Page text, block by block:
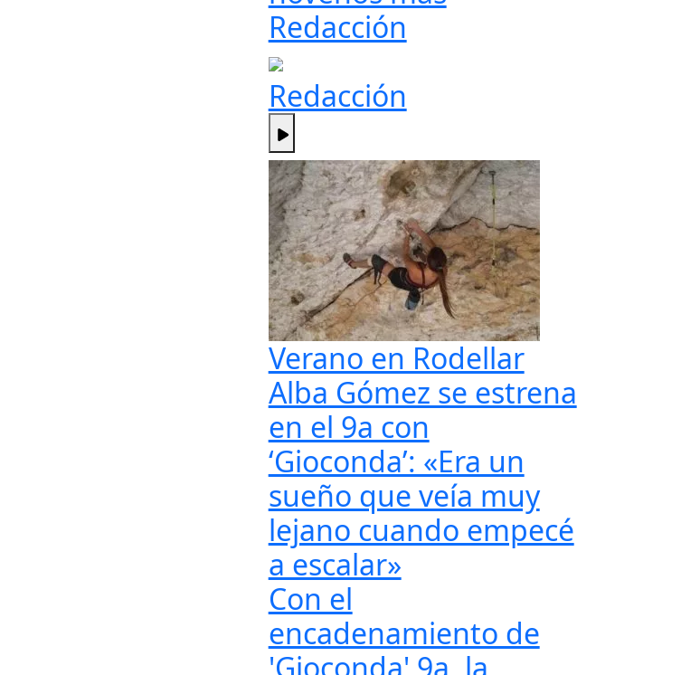
Redacción
Redacción
Verano en Rodellar
Alba Gómez se estrena
en el 9a con
‘Gioconda’: «Era un
sueño que veía muy
lejano cuando empecé
a escalar»
Con el
encadenamiento de
'Gioconda' 9a, la